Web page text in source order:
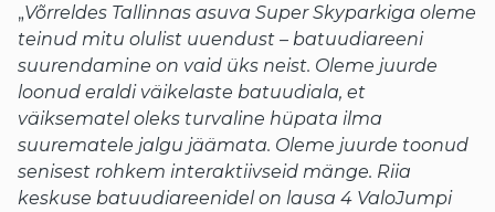
„Võrreldes Tallinnas asuva Super Skyparkiga oleme
teinud mitu olulist uuendust – batuudiareeni
suurendamine on vaid üks neist. Oleme juurde
loonud eraldi väikelaste batuudiala, et
väiksematel oleks turvaline hüpata ilma
suurematele jalgu jäämata. Oleme juurde toonud
senisest rohkem interaktiivseid mänge. Riia
keskuse batuudiareenidel on lausa 4 ValoJumpi